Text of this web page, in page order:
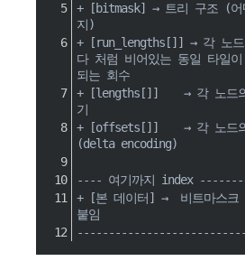
+ [bitmask] → 트리 구조 (어
지)
+ [run_lengths[]] → 각 노
다 처럼 비어있는 동일 타일
되는 회수
+ [lengths[]]    → 각 노드
기
+ [offsets[]]    → 각 노드
(delta encoding)
---- 여기까지 index
+ [본 데이터] →  비트마스크
붙임